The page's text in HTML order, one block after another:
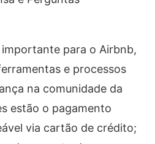
para o Airbnb,
e processos
na comunidade da
estão o pagamento
via cartão de crédito;